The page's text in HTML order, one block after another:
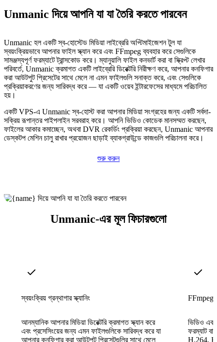
Unmanic দিয়ে আপনি যা যা তৈরি করতে পারবেন
Unmanic হল একটি স্ব-হোস্টেড মিডিয়া লাইব্রেরি অপ্টিমাইজেশন টুল যা
স্বয়ংক্রিয়ভাবে আপনার ফাইল স্ক্যান করে এবং FFmpeg ব্যবহার করে সেগুলিকে
সামঞ্জস্যপূর্ণ ফরম্যাটে ট্রান্সকোড করে। ম্যানুয়ালি ফাইল কনভার্ট করা বা স্ক্রিপ্ট লেখার
পরিবর্তে, Unmanic ক্রমাগত একটি লাইব্রেরি ডিরেক্টরি নিরীক্ষণ করে, আপনার কনফিগার
করা আউটপুট প্রিসেটের সাথে মেলে না এমন ফাইলগুলি সনাক্ত করে, এবং সেগুলিকে
প্রক্রিয়াকরণের জন্য সারিবদ্ধ করে — যা একটি ওয়েব ইন্টারফেসের মাধ্যমে পরিচালিত
হয়।
একটি VPS-এ Unmanic স্ব-হোস্ট করা আপনার মিডিয়া সংগ্রহের জন্য একটি সর্বদা-
সক্রিয় রূপান্তর পাইপলাইন সরবরাহ করে। আপনি ভিডিও কোডেক মানসম্মত করছেন,
ফাইলের আকার কমাচ্ছেন, অথবা DVR রেকর্ডিং প্রক্রিয়া করছেন, Unmanic আপনার
ডেস্কটপ মেশিন চালু রাখার প্রয়োজন ছাড়াই ব্যাকগ্রাউন্ডে কাজগুলি পরিচালনা করে।
শুরু করুন
Unmanic-এর মূল ফিচারগুলো
স্বয়ংক্রিয় গ্রন্থাগার স্ক্যানিং
আনম্যানিক আপনার মিডিয়া ডিরেক্টরি ক্রমাগত স্ক্যান করে
এবং প্রসেসিংয়ের জন্য এমন ফাইলগুলিকে সারিবদ্ধ করে যা
আপনার কনফিগার করা আউটপুট প্রিসেটগুলির সাথে মেলে
FFmpeg-
ভিডিও
ফরম্যাট
H.264,